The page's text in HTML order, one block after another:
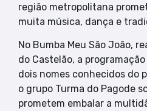
região metropolitana
muita música, dança e
No Bumba Meu São João,
do Castelão, a
dois nomes conhecidos do
o grupo Turma do Pagode
prometem embalar a